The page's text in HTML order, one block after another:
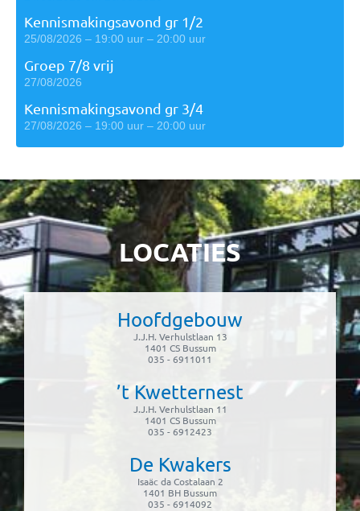
Kennismakingsavond gr 1/2
25/08/2026 – 19:00 uur – 20:00 uur
Groep 7/8 vrij
27/08/2026
Kennismakingsavond gr 3/4
27/08/2026 – 19:00 uur – 20:00 uur
LOCATIES
Hoofdgebouw
J.J.H. Verhulstlaan 13
1401 CS Bussum
035 - 6911011
’t Kwetternest
J.J.H. Verhulstlaan 11
1401 CS Bussum
035 - 6912423
De Kwakers
Isaäc da Costalaan 2
1401 BH Bussum
035 - 6914092